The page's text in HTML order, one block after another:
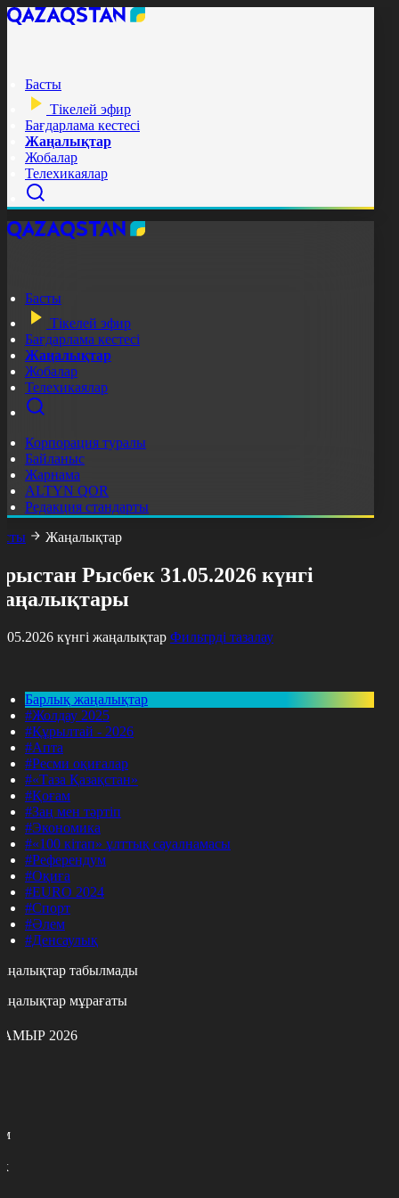
Басты
Тікелей эфир
Бағдарлама кестесі
Жаңалықтар
Жобалар
Телехикаялар
Басты
Тікелей эфир
Бағдарлама кестесі
Жаңалықтар
Жобалар
Телехикаялар
Корпорация туралы
Байланыс
Жарнама
ALTYN QOR
Редакция стандарты
Жаңалықтар
Рысбек 31.05.2026 күнгі
күнгі жаңалықтар Фильтрді тазалау
Барлық жаңалықтар
#Жолдау 2025
#Құрылтай - 2026
#Апта
#Ресми оқиғалар
#«Таза Қазақстан»
#Қоғам
#Заң мен тәртіп
#Экономика
#«100 кітап» ұлттық сауалнамасы
#Референдум
#Оқиға
#EURO 2024
#Спорт
#Әлем
#Денсаулық
табылмады
мұрағаты
2026